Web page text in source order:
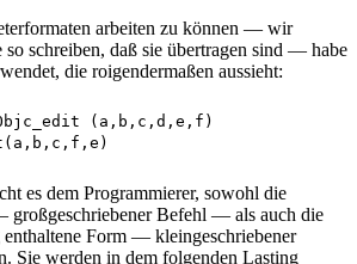
arbeiten zu können — wir
schreiben, daß sie übertragen sind — habe
die roigendermaßen aussieht:
es dem Programmierer, sowohl die
großgeschriebener Befehl — als auch die
Form — kleingeschriebener
Sie werden in dem folgenden Lasting